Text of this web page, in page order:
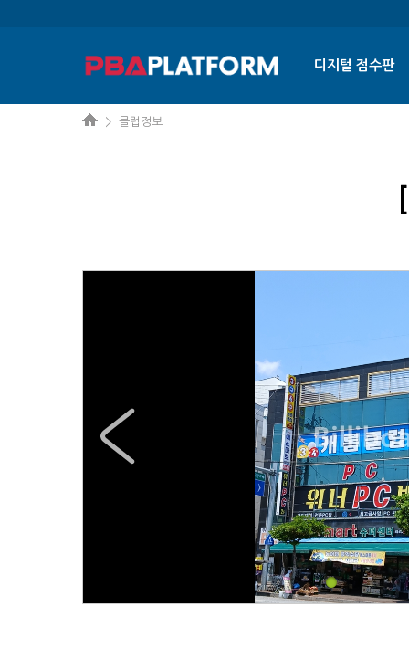
디지털 점수판
> 클럽정보